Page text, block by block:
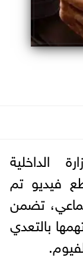
الداخلية
فيديو تم
تضمن
بالتعدي